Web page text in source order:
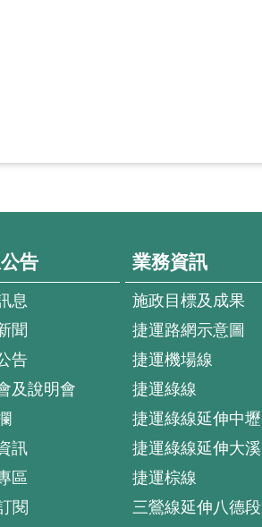
告
息
聞
告
及說明會
訊
區
閱
業務資訊
施政目標及成果
捷運路網示意圖
捷運機場線
捷運綠線
捷運綠線延伸中壢
捷運綠線延伸大溪
捷運棕線
三鶯線延伸八德段